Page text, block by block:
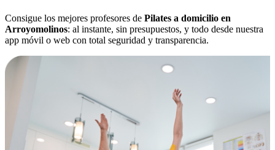
Consigue los mejores profesores de Pilates a domicilio en
Arroyomolinos: al instante, sin presupuestos, y todo desde nuestra
app móvil o web con total seguridad y transparencia.